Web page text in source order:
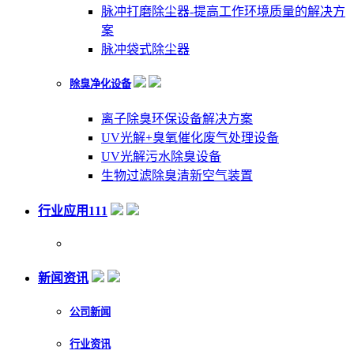
脉冲打磨除尘器-提高工作环境质量的解决方
案
脉冲袋式除尘器
除臭净化设备
离子除臭环保设备解决方案
UV光解+臭氧催化废气处理设备
UV光解污水除臭设备
生物过滤除臭清新空气装置
行业应用111
新闻资讯
公司新闻
行业资讯